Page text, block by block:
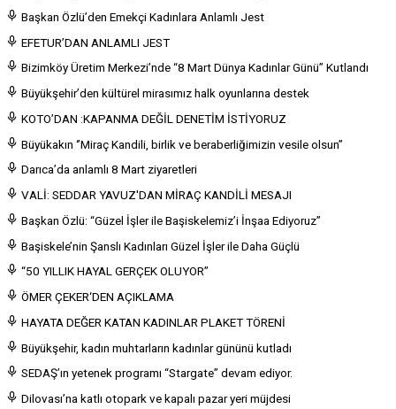
Başkan Özlü’den Emekçi Kadınlara Anlamlı Jest
EFETUR’DAN ANLAMLI JEST
Bizimköy Üretim Merkezi’nde “8 Mart Dünya Kadınlar Günü” Kutlandı
Büyükşehir’den kültürel mirasımız halk oyunlarına destek
KOTO’DAN :KAPANMA DEĞİL DENETİM İSTİYORUZ
Büyükakın ‘’Miraç Kandili, birlik ve beraberliğimizin vesile olsun’’
Darıca’da anlamlı 8 Mart ziyaretleri
VALİ: SEDDAR YAVUZ'DAN MİRAÇ KANDİLİ MESAJI
Başkan Özlü: “Güzel İşler ile Başiskelemiz’i İnşaa Ediyoruz”
Başiskele’nin Şanslı Kadınları Güzel İşler ile Daha Güçlü
“50 YILLIK HAYAL GERÇEK OLUYOR”
ÖMER ÇEKER‘DEN AÇIKLAMA
HAYATA DEĞER KATAN KADINLAR PLAKET TÖRENİ
Büyükşehir, kadın muhtarların kadınlar gününü kutladı
SEDAŞ’ın yetenek programı “Stargate” devam ediyor.
Dilovası’na katlı otopark ve kapalı pazar yeri müjdesi